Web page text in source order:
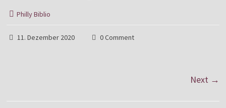
Philly Biblio
11. Dezember 2020 0 Comment
Next →